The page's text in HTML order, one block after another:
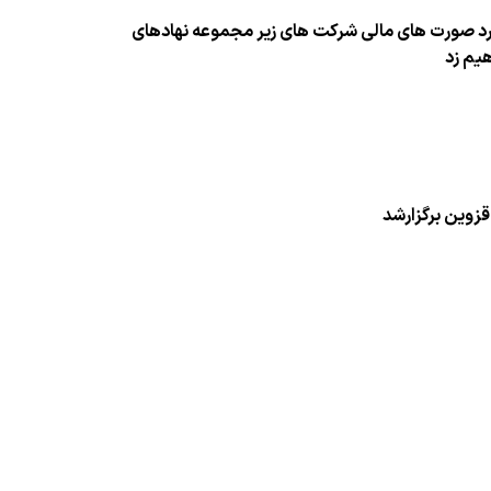
صورت های مالی شركت های زیر مجموعه نهادهای
زد